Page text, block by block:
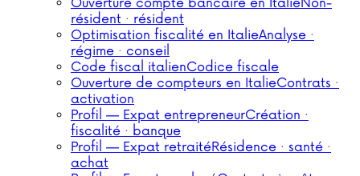
Ouverture compte bancaire en ItalieNon-
résident · résident
Optimisation fiscalité en ItalieAnalyse ·
régime · conseil
Code fiscal italienCodice fiscale
Ouverture de compteurs en ItalieContrats ·
activation
Profil — Expat entrepreneurCréation ·
fiscalité · banque
Profil — Expat retraitéRésidence · santé ·
achat